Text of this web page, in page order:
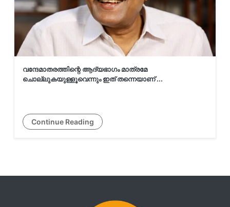
വന്ദേമാതരത്തിന്റെ ആദ്യഭാഗം മാത്രമേ
ചൊല്ലുകയുള്ളൂവെന്നും ഇത് തന്നെയാണ് ...
Continue Reading